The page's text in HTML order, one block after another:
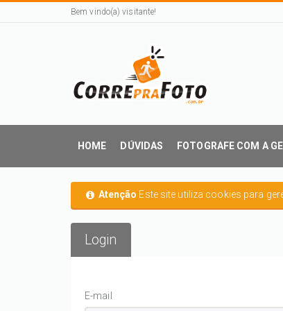
Bem vindo(a) visitante!
HOME DÚVIDAS FOTOGRAFE COM A
Atenção Este site utiliza cookies para
Login
E-mail